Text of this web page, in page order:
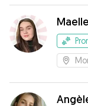
Maelle